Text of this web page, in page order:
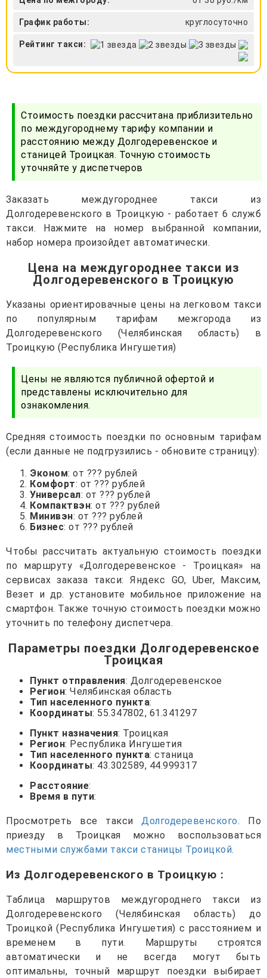
График работы: круглосуточно
Рейтинг такси:
Стоимость поездки рассчитана приблизительно
по междугороднему тарифу компании и
расстоянию между Долгодеревенское и
станицей Троицкая. Точную стоимость
уточняйте у диспетчеров
Заказать междугороднее такси из
Долгодеревенского в Троицкую - работает 6 служб
такси. Нажмите на номер выбранной компании,
набор номера произойдет автоматически.
Цена на междугороднее такси из
Долгодеревенского в Троицкую
Указаны ориентировачные цены на легковом такси
по популярным тарифам межгорода из
Долгодеревенского (Челябинская область) в
Троицкую (Республика Ингушетия)
Цены не являются публичной офертой и
представлены исключительно для
ознакомления.
Средняя стоимость поездки по основным тарифам
(если данные не подгрузились - обновите страницу):
Эконом: от ??? рублей
Комфорт: от ??? рублей
Универсал: от ??? рублей
Компактвэн: от ??? рублей
Минивэн: от ??? рублей
Бизнес: от ??? рублей
Чтобы рассчитать актуальную стоимость поездки
по маршруту «Долгодеревенское - Троицкая» на
сервисах заказа такси: Яндекс GO, Uber, Максим,
Везет и др. установите мобильное приложение на
смартфон. Также точную стоимость поездки можно
уточнить по телефону диспетчера.
Параметры поездки Долгодеревенское
Троицкая
Пункт отправления: Долгодеревенское
Регион: Челябинская область
Тип населенного пункта:
Координаты: 55.347802, 61.341297
Пункт назначения: Троицкая
Регион: Республика Ингушетия
Тип населенного пункта: станица
Координаты: 43.302589, 44.999317
Расстояние:
Время в пути:
Просмотреть все такси Долгодеревенского. По
приезду в Троицкая можно воспользоваться
местными службами такси станицы Троицкой.
Из Долгодеревенского в Троицкую :
Таблица маршрутов междугороднего такси из
Долгодеревенского (Челябинская область) до
Троицкой (Республика Ингушетия) с расстоянием и
временем в пути. Маршруты строятся
автоматически и не всегда могут быть
оптимальны, точный маршрут поездки выбирает